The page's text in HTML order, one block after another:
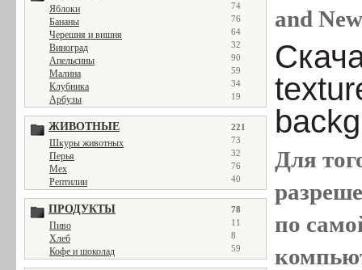
Яблоки 74
Бананы 76
Черешня и вишня 64
Виноград 32
Апельсины 90
Малина 59
Клубника 34
Арбузы 19
ЖИВОТНЫЕ 221
Шкуры животных 73
Перья 32
Мех 76
Рептилии 40
ПРОДУКТЫ 78
Пиво 11
Хлеб 8
Кофе и шоколад 59
and
Для
по